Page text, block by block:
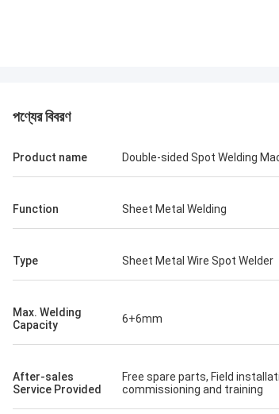
কেনার পরে, আমি দেখেছি যে মানটি সত্যিই ভাল, পৃষ্ঠটি মসৃণ,
কোনও পেইন্ট ড্রপ নেই, এবং এটি শক্তিশালী এবং টেকসই।
এটি কেনার মূল্যবান।
পণ্যের বিবরণ
Product name Double-sided Spot Welding
Function Sheet Metal Welding
Type Sheet Metal Wire Spot Welder
Max. Welding
Capacity
6+6mm
After-sales
Service Provided
Free spare parts, Field
commissioning and training